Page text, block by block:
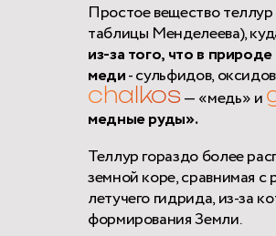
Простое вещество теллур
таблицы Менделеева),
из-за того, что в
меди- сульфидов,
chalkos — «медь» и
медные руды».
Теллур гораздо более
земной коре, сравнимая
летучего гидрида, из-за
формирования Земли.